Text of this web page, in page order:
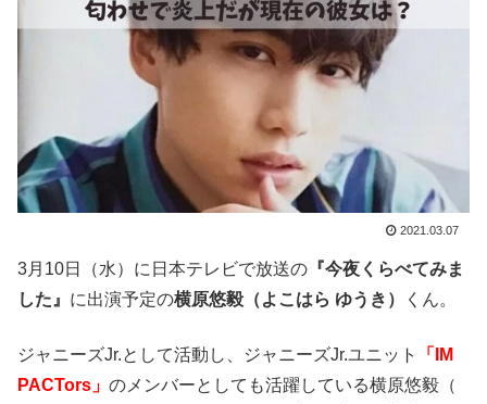
2021.03.07
3月10日 ​（水）​ に日本テレビで放送の 『今夜 ​くら​べてみま
した ​』​ に出演予定の横原悠毅（よこはら ゆうき） くん。
ジャニーズJr.として活動し、ジャニーズJr.ユニット
「IM
PACTors」 のメンバーとしても活躍している横原悠毅（